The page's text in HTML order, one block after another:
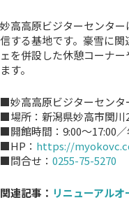
妙高高原ビジターセンタ
信する基地です。豪雪に
ェを併設した休憩コーナ
ます。
■妙高高原ビジターセンタ
■場所：新潟県妙高市関川
■開館時間：9:00～17:00
■HP： https://
■問合せ： 0255-75-5270
関連記事： リニューアルオ